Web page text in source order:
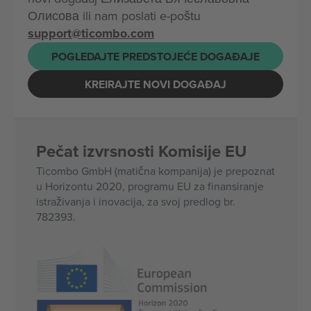
Олисова ili nam poslati e-poštu
support@ticombo.com
POGLEDAJTE PREDSTOJEĆE DOGAĐAJE
KREIRAJTE NOVI DOGAĐAJ
Pečat izvrsnosti Komisije EU
Ticombo GmbH (matična kompanija) je prepoznat
u Horizontu 2020, programu EU za finansiranje
istraživanja i inovacija, za svoj predlog br.
782393.